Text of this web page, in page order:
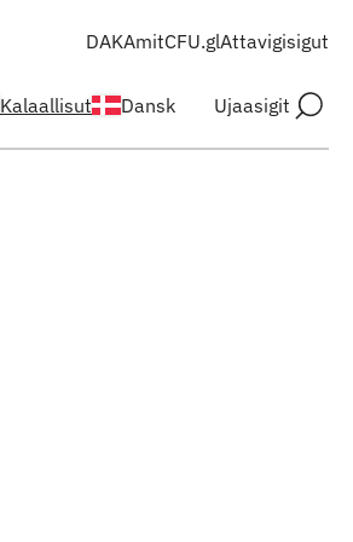
Kalaallisut Dansk Ujaasigit
DAKAmitCFU.glAttavigisigut